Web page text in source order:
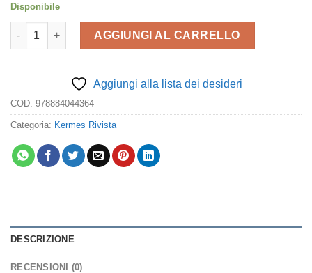
29,00€.27,55€.
Disponibile
Kermes 91 quantità
AGGIUNGI AL CARRELLO
Aggiungi alla lista dei desideri
COD: 978884044364
Categoria: Kermes Rivista
DESCRIZIONE
RECENSIONI (0)